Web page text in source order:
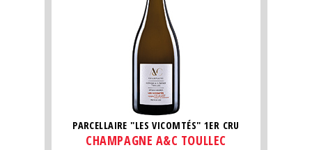
PARCELLAIRE "LES VICOMTÉS" 1ER CRU
CHAMPAGNE A&C TOULLEC